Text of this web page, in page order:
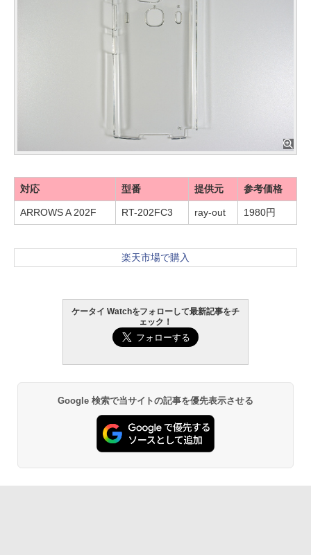
対応 型番 提供元 参考価格
ARROWS A 202F RT-202FC3 ray-out 1980円
楽天市場で購入
ケータイ Watchをフォローして最新記事をチ
ェック！
Google 検索で当サイトの記事を優先表示させる